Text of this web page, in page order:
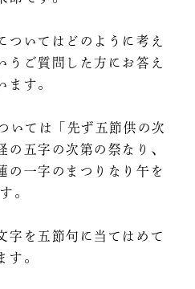
ついてはどのように考え
うご質問した方にお答え
ます。
いては「先ず五節供の次
の五字の次第の祭なり、
の一字のまつりなり午を
。
字を五節句に当てはめて
す。